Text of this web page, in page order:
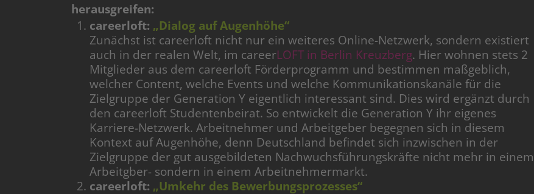
herausgreifen:
careerloft: „Dialog auf Augenhöhe“
Zunächst ist careerloft nicht nur ein weiteres Online-Netzwerk, sondern existiert
auch in der realen Welt, im careerLOFT in Berlin Kreuzberg. Hier wohnen stets 2
Mitglieder aus dem careerloft Förderprogramm und bestimmen maßgeblich,
welcher Content, welche Events und welche Kommunikationskanäle für die
Zielgruppe der Generation Y eigentlich interessant sind. Dies wird ergänzt durch
den careerloft Studentenbeirat. So entwickelt die Generation Y ihr eigenes
Karriere-Netzwerk. Arbeitnehmer und Arbeitgeber begegnen sich in diesem
Kontext auf Augenhöhe, denn Deutschland befindet sich inzwischen in der
Zielgruppe der gut ausgebildeten Nachwuchsführungskräfte nicht mehr in einem
Arbeitgber- sondern in einem Arbeitnehmermarkt.
careerloft: „Umkehr des Bewerbungsprozesses“